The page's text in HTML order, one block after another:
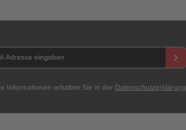
Adresse keyboard_arrow_right
Informationen erhalten Sie in der Datenschutzerklärung